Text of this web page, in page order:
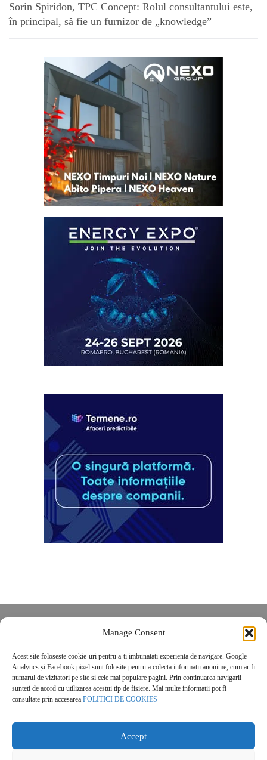
Manage Consent
Acest site foloseste cookie-uri pentru a-ti imbunatati experienta de navigare. Google
Analytics și Facebook pixel sunt folosite pentru a colecta informatii anonime, cum ar fi
numarul de vizitatori pe site si cele mai populare pagini. Prin continuarea navigarii
sunteti de acord cu utilizarea acestui tip de fisiere. Mai multe informatii pot fi
consultate prin accesarea POLITICI DE COOKIES
Accept
Sorin Spiridon, TPC Concept: Rolul consultantului este,
în principal, să fie un furnizor de „knowledge”
POLITICĂ DE CONFIDENȚIALITATE
Politica de cookies